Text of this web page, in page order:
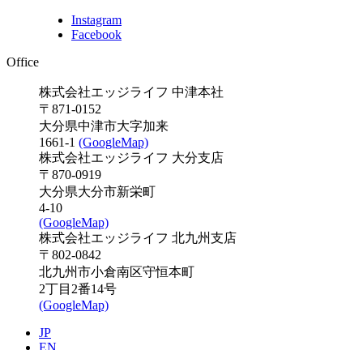
Instagram
Facebook
Office
株式会社エッジライフ 中津本社
〒871-0152
大分県中津市大字加来
1661-1 (GoogleMap)
株式会社エッジライフ 大分支店
〒870-0919
大分県大分市新栄町
4-10
(GoogleMap)
株式会社エッジライフ 北九州支店
〒802-0842
北九州市小倉南区守恒本町
2丁目2番14号
(GoogleMap)
JP
EN